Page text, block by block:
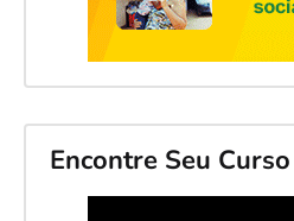
Encontre Seu Curso